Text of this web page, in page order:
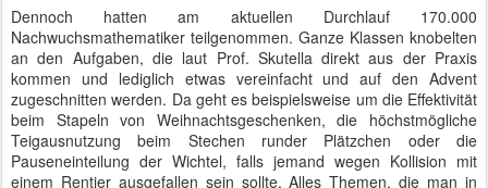
Dennoch hatten am aktuellen Durchlauf 170.000
Nachwuchsmathematiker teilgenommen. Ganze Klassen knobelten
an den Aufgaben, die laut Prof. Skutella direkt aus der Praxis
kommen und lediglich etwas vereinfacht und auf den Advent
zugeschnitten werden. Da geht es beispielsweise um die Effektivität
beim Stapeln von Weihnachtsgeschenken, die höchstmögliche
Teigausnutzung beim Stechen runder Plätzchen oder die
Pauseneinteilung der Wichtel, falls jemand wegen Kollision mit
einem Rentier ausgefallen sein sollte. Alles Themen, die man in